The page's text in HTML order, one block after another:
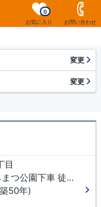
お気に入り
0
お問い合わせ
変更
変更
目
小樽駅 バス13分 からまつ公園下車 徒歩3分
50年)